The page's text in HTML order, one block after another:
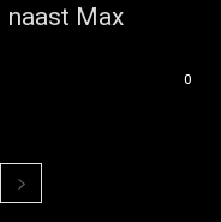
naast Max
0